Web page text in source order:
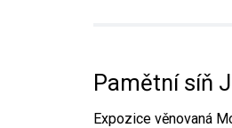
Pamětní síň
Expozice věnovaná